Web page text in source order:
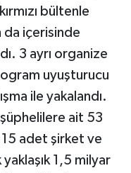
bültenle
da içerisinde
3 ayrı organize
uyuşturucu
ile yakalandı.
ait 53
adet şirket ve
1,5 milyar